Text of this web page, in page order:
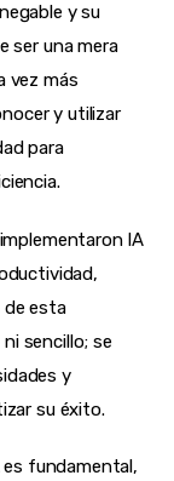
y su
ser una mera
vez más
y utilizar
para
IA
de esta
sencillo; se
y
su éxito.
es fundamental,